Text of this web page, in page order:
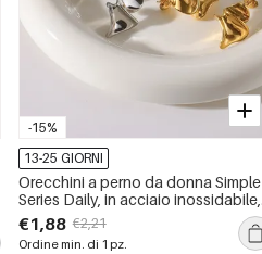
-15%
13-25 GIORNI
Orecchini a perno da donna Simple
Series Daily, in acciaio inossidabile,
impermeabili, color oro, con forma
geometrica.
€1,88 €2,21
Ordine min. di 1 pz.